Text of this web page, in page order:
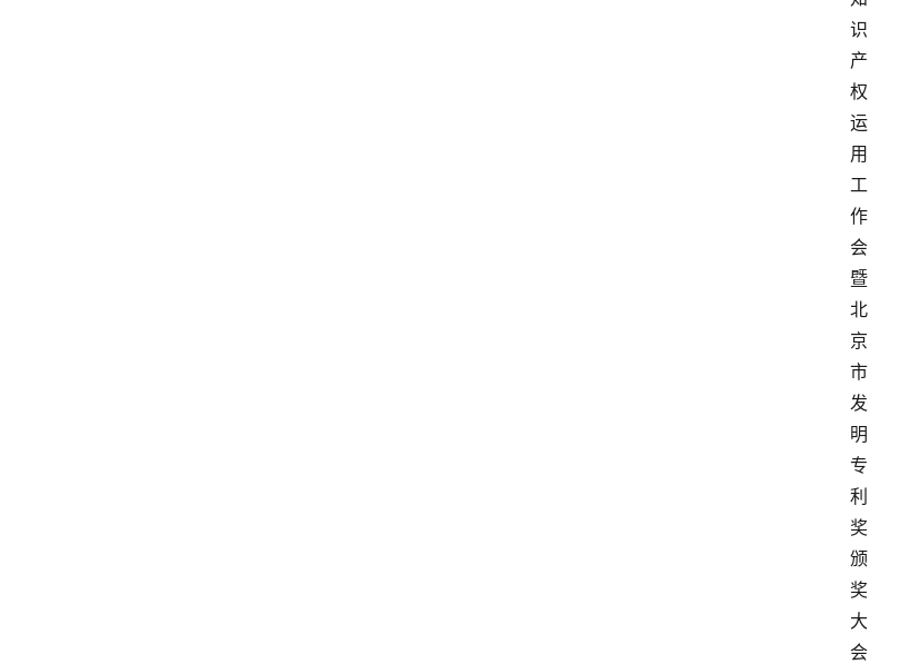
识
产
权
运
用
工
作
会
暨
北
京
市
发
明
专
利
奖
颁
奖
大
会